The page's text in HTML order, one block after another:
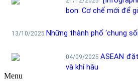
Menu